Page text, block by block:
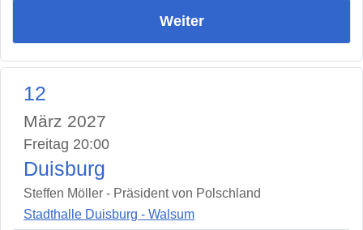
Weiter
12
März 2027
Freitag 20:00
Duisburg
Steffen Möller - Präsident von Polschland
Stadthalle Duisburg - Walsum